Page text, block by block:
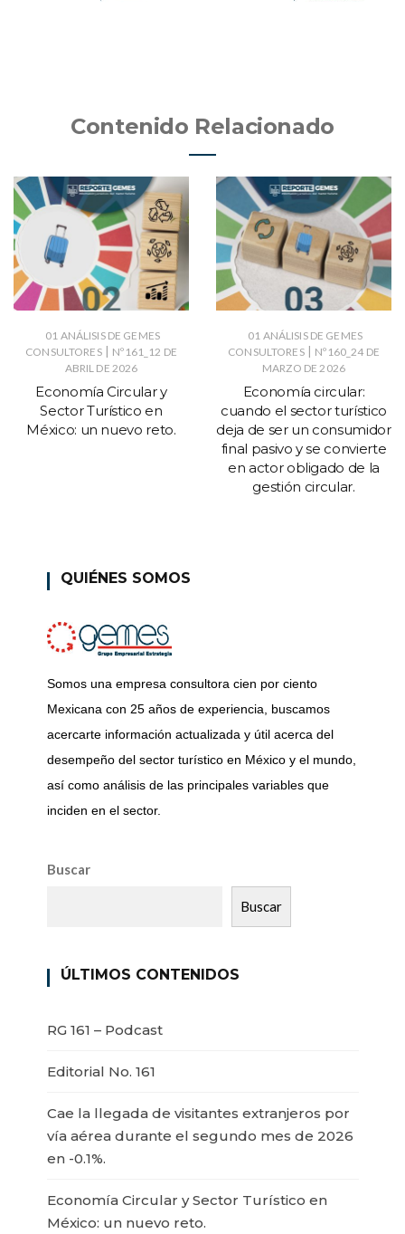
Contenido Relacionado
01 ANÁLISIS DE GEMES
CONSULTORES
Nº161_12 DE
ABRIL DE 2026
Economía Circular y
Sector Turístico en
México: un nuevo reto.
01 ANÁLISIS DE GEMES
CONSULTORES
Nº160_24 DE
MARZO DE 2026
Economía circular:
cuando el sector turístico
deja de ser un consumidor
final pasivo y se convierte
en actor obligado de la
gestión circular.
QUIÉNES SOMOS
Somos una empresa consultora cien por ciento
Mexicana con 25 años de experiencia, buscamos
acercarte información actualizada y útil acerca del
desempeño del sector turístico en México y el mundo,
así como análisis de las principales variables que
inciden en el sector.
Buscar
Buscar
ÚLTIMOS CONTENIDOS
RG 161 – Podcast
Editorial No. 161
Cae la llegada de visitantes extranjeros por
vía aérea durante el segundo mes de 2026
en -0.1%.
Economía Circular y Sector Turístico en
México: un nuevo reto.